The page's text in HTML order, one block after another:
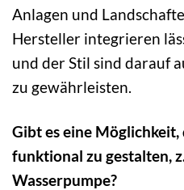
Anlagen und
Hersteller integrieren
und der Stil sind darauf
zu gewährleisten.
Gibt es eine
funktional zu gestalten,
Wasserpumpe?